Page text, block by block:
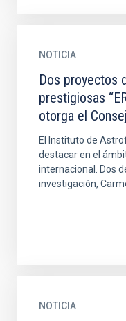
NOTICIA
Dos proyectos
prestigiosas
otorga el
El Instituto de
destacar en el
internacional. Dos
investigación,
NOTICIA